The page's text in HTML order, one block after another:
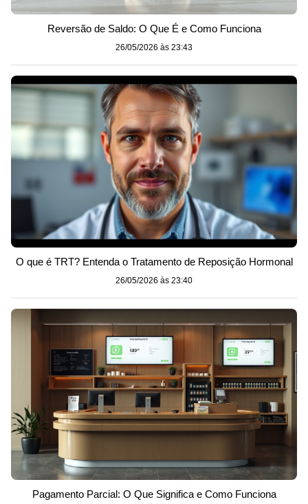
Reversão de Saldo: O Que É e Como Funciona
26/05/2026 às 23:43
O que é TRT? Entenda o Tratamento de Reposição Hormonal
26/05/2026 às 23:40
Pagamento Parcial: O Que Significa e Como Funciona